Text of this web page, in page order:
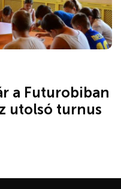
a Futurobiban
utolsó turnus